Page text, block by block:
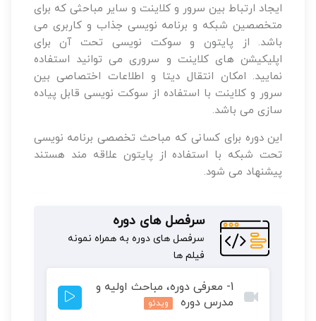
ایجاد ارتباط بین سرور و کلاینت و سایر مباحثی که برای
متخصصین شبکه و برنامه نویسی جذاب و کاربری می
باشد. از پایتون و سوکت نویسی تحت آن برای
اپلیکیشن های کلاینت و سروری می توانید استفاده
نمایید. امکان انتقال دیتا و اطلاعات اختصاصی بین
سرور و کلاینت با استفاده از سوکت نویسی قابل پیاده
سازی می باشد.
این دوره برای کسانی که مباحث تخصصی برنامه نویسی
تحت شبکه با استفاده از پایتون علاقه مند هستند
پیشنهاد می شود.
سرفصل های دوره
سرفصل های دوره به همراه نمونه
فیلم ها
1- معرفی دوره، مباحث اولیه و
مدرس دوره
ویدئو